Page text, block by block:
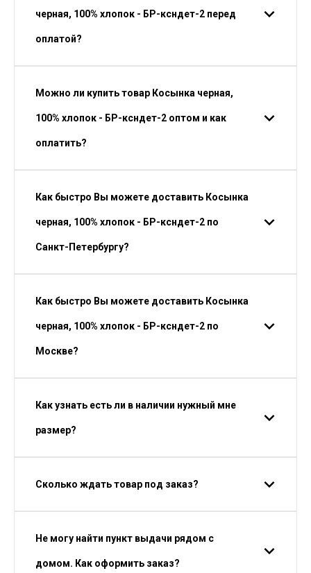
черная, 100% хлопок - БР-ксндет-2 перед
оплатой?
Можно ли купить товар Косынка черная,
100% хлопок - БР-ксндет-2 оптом и как
оплатить?
Как быстро Вы можете доставить Косынка
черная, 100% хлопок - БР-ксндет-2 по
Санкт-Петербургу?
Как быстро Вы можете доставить Косынка
черная, 100% хлопок - БР-ксндет-2 по
Москве?
Как узнать есть ли в наличии нужный мне
размер?
Сколько ждать товар под заказ?
Не могу найти пункт выдачи рядом с
домом. Как оформить заказ?